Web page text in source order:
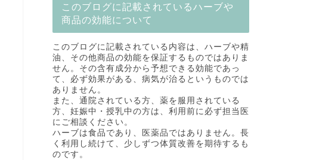
このブログに記載されているハーブや
商品の効能について
このブログに記載されている内容は、ハーブや精
油、その他商品の効能を保証するものではありま
せん。その含有成分から予想できる効能であっ
て、必ず効果がある、病気が治るというものでは
ありません。
また、通院されている方、薬を服用されている
方、妊娠中・授乳中の方は、利用前に必ず担当医
にご相談ください。
ハーブは食品であり、医薬品ではありません。長
く利用し続けて、少しずつ体質改善を期待するも
のです。